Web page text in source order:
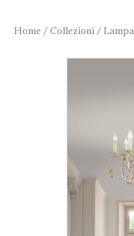
Home /Collezioni /